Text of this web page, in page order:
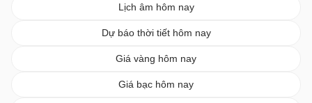
Lịch âm hôm nay
Dự báo thời tiết hôm nay
Giá vàng hôm nay
Giá bạc hôm nay